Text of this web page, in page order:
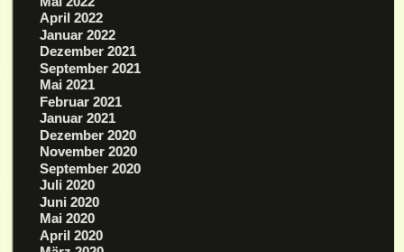
April 2022
Januar 2022
Dezember 2021
September 2021
Mai 2021
Februar 2021
Januar 2021
Dezember 2020
November 2020
September 2020
Juli 2020
Juni 2020
Mai 2020
April 2020